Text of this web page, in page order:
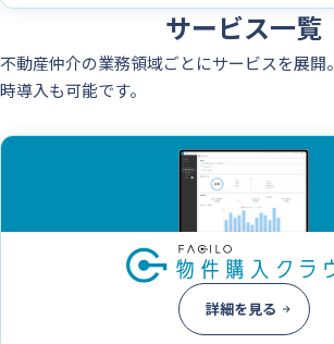
サービス一覧
不動産仲介の業務領域ごとにサービスを展開。
時導入も可能です。
詳細を見る